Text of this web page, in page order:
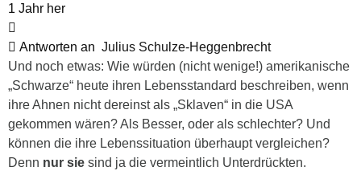
1 Jahr her
Antworten an Julius Schulze-Heggenbrecht
Und noch etwas: Wie würden (nicht wenige!) amerikanische
„Schwarze“ heute ihren Lebensstandard beschreiben, wenn
ihre Ahnen nicht dereinst als „Sklaven“ in die USA
gekommen wären? Als Besser, oder als schlechter? Und
können die ihre Lebenssituation überhaupt vergleichen?
Denn nur sie sind ja die vermeintlich Unterdrückten.